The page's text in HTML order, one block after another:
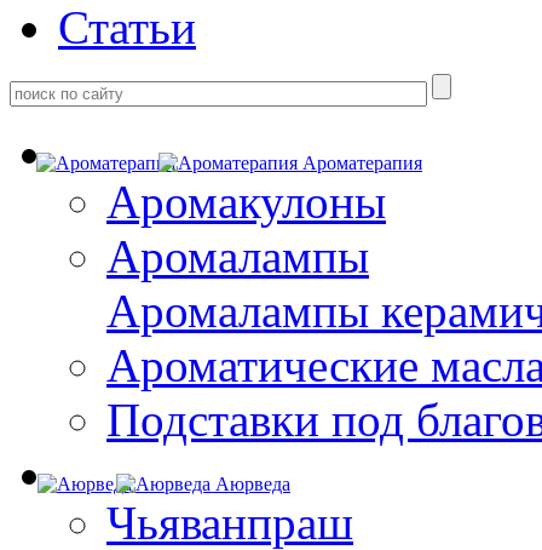
Статьи
Ароматерапия
Аромакулоны
Аромалампы
Aромалампы
Ароматические
Подставки под
Аюрведа
Чьяванпраш